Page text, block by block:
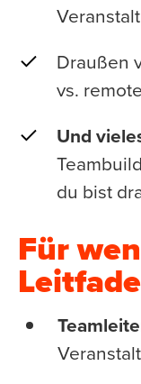
Draußen
vs.
Und
du bist
Für